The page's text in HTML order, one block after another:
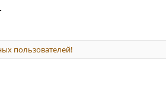
пользователей!